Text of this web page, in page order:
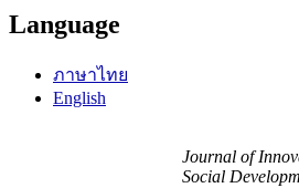
Language
ภาษาไทย
English
Journal of
Social